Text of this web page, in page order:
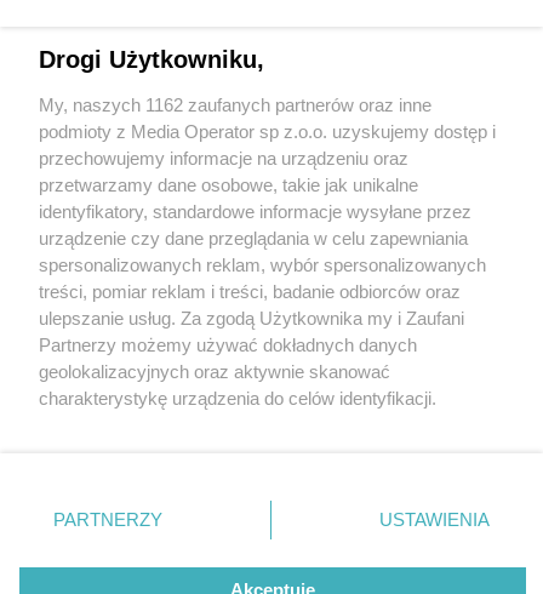
piekarskiej Kalwarii
3 / 17
Kaplica XIV Stacji Drogi
Krzyżowej na Kalwarii
Piekarskiej przechodzi
renowację
Wydawca mediów lokalnych
Nie zapomnij
zapoznać się z:
polityką prywatności regulamin korzystania z portali
Twojemiasto
Piekary Śląskie
Chorzów
Tarnowskie Góry
Gliwice
Skontakuj sięz nami
Kontakt
Wydawca
Redakcja
Drogi Użytkowniku,
My, naszych 1162 zaufanych partnerów oraz inne
podmioty z Media Operator sp z.o.o. uzyskujemy dostęp i
przechowujemy informacje na urządzeniu oraz
przetwarzamy dane osobowe, takie jak unikalne
identyfikatory, standardowe informacje wysyłane przez
urządzenie czy dane przeglądania w celu zapewniania
spersonalizowanych reklam, wybór spersonalizowanych
treści, pomiar reklam i treści, badanie odbiorców oraz
ulepszanie usług. Za zgodą Użytkownika my i Zaufani
Partnerzy możemy używać dokładnych danych
geolokalizacyjnych oraz aktywnie skanować
charakterystykę urządzenia do celów identyfikacji.
zmienić/wycofać klikając przycisk ustawień prywatności
znajdujący się w lewym dolnym rogu strony
rodzaje przetwarzania danych nie wymagają zgody
użytkownika, ale masz prawo sprzeciwić się takiemu
PARTNERZY USTAWIENIA
Akceptuję